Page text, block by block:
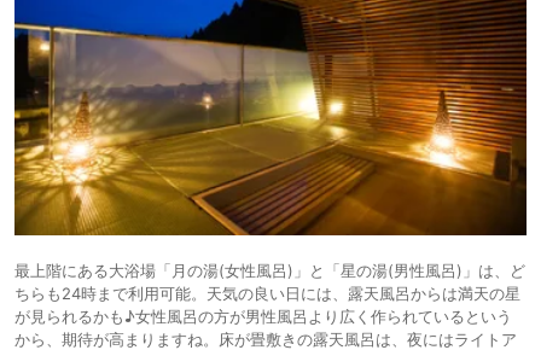
最上階にある大浴場「月の湯(女性風呂)」と「星の湯(男性風呂)」は、ど
ちらも24時まで利用可能。天気の良い日には、露天風呂からは満天の星
が見られるかも♪女性風呂の方が男性風呂より広く作られているという
から、期待が高まりますね。床が畳敷きの露天風呂は、夜にはライトア